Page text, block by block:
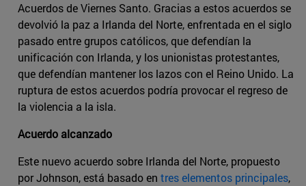
Acuerdos de Viernes Santo. Gracias a estos acuerdos se
devolvió la paz a Irlanda del Norte, enfrentada en el siglo
pasado entre grupos católicos, que defendían la
unificación con Irlanda, y los unionistas protestantes,
que defendían mantener los lazos con el Reino Unido. La
ruptura de estos acuerdos podría provocar el regreso de
la violencia a la isla.
Acuerdo alcanzado
Este nuevo acuerdo sobre Irlanda del Norte, propuesto
por Johnson, está basado en tres elementos principales,